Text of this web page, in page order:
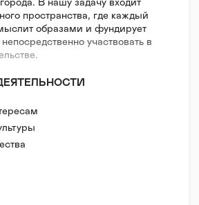
В нашу задачу входит
пространства, где каждый
образами и фундирует
участвовать в